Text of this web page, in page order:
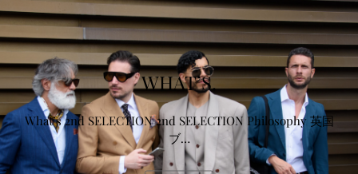
WHAT’S.
What’s 2nd SELECTION 2nd SELECTION Philosophy 英国
ブ…